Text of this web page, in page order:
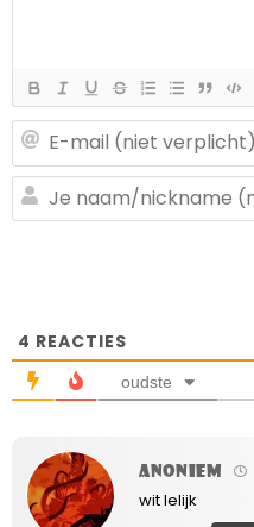
4 REACTIES
oudste
Anoniem
wit lelijk